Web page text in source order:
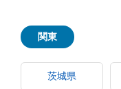
関東
茨城県